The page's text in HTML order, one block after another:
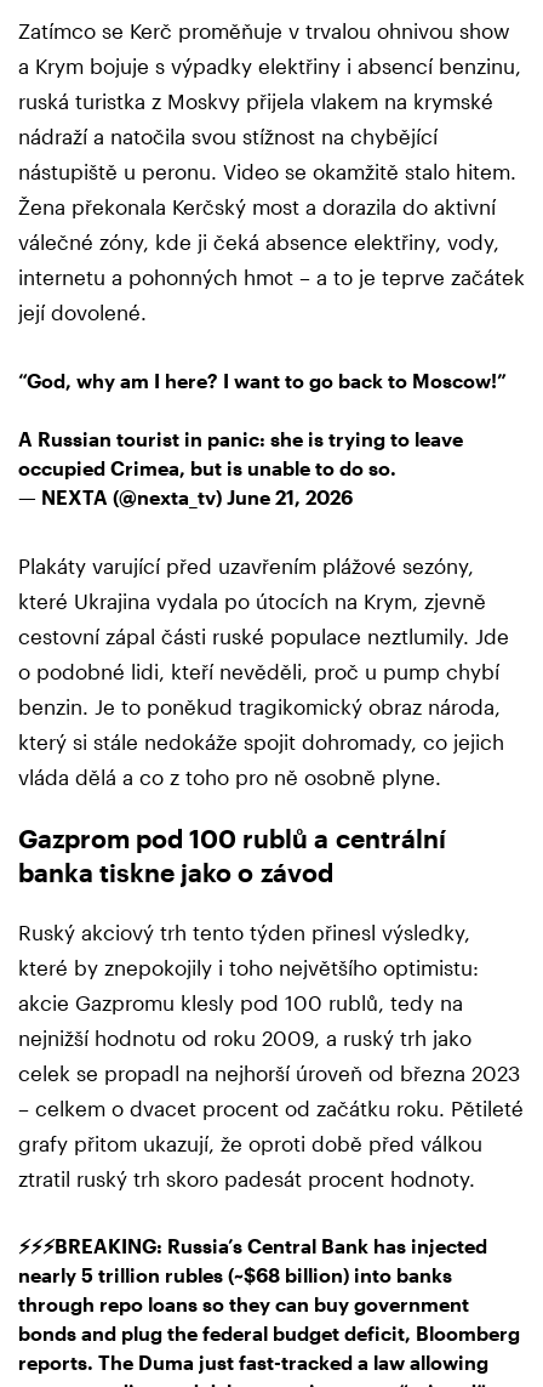
Zatímco se Kerč proměňuje v trvalou ohnivou show
a Krym bojuje s výpadky elektřiny i absencí benzinu,
ruská turistka z Moskvy přijela vlakem na krymské
nádraží a natočila svou stížnost na chybějící
nástupiště u peronu. Video se okamžitě stalo hitem.
Žena překonala Kerčský most a dorazila do aktivní
válečné zóny, kde ji čeká absence elektřiny, vody,
internetu a pohonných hmot – a to je teprve začátek
její dovolené.
“God, why am I here? I want to go back to Moscow!”
A Russian tourist in panic: she is trying to leave
occupied Crimea, but is unable to do so.
— NEXTA (@nexta_tv) June 21, 2026
Plakáty varující před uzavřením plážové sezóny,
které Ukrajina vydala po útocích na Krym, zjevně
cestovní zápal části ruské populace neztlumily. Jde
o podobné lidi, kteří nevěděli, proč u pump chybí
benzin. Je to poněkud tragikomický obraz národa,
který si stále nedokáže spojit dohromady, co jejich
vláda dělá a co z toho pro ně osobně plyne.
Gazprom pod 100 rublů a centrální
banka tiskne jako o závod
Ruský akciový trh tento týden přinesl výsledky,
které by znepokojily i toho největšího optimistu:
akcie Gazpromu klesly pod 100 rublů, tedy na
nejnižší hodnotu od roku 2009, a ruský trh jako
celek se propadl na nejhorší úroveň od března 2023
– celkem o dvacet procent od začátku roku. Pětileté
grafy přitom ukazují, že oproti době před válkou
ztratil ruský trh skoro padesát procent hodnoty.
⚡️⚡️⚡️BREAKING: Russia’s Central Bank has injected
nearly 5 trillion rubles (~$68 billion) into banks
through repo loans so they can buy government
bonds and plug the federal budget deficit, Bloomberg
reports. The Duma just fast-tracked a law allowing